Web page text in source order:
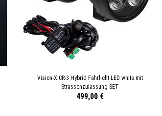
Vision-X CR-3 Hybrid Fahrlicht LED white mit
Strassenzulassung SET
499,00 €